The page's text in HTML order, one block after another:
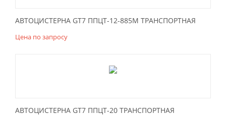
АВТОЦИСТЕРНА GT7 ППЦТ-12-885М ТРАНСПОРТНАЯ
Цена по запросу
АВТОЦИСТЕРНА GT7 ППЦТ-20 ТРАНСПОРТНАЯ